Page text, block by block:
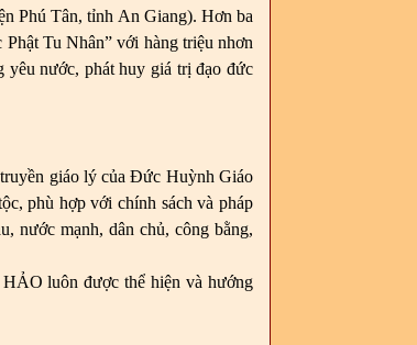
Phú Tân, tỉnh An Giang). Hơn ba
Tu Nhân” với hàng triệu nhơn
yêu nước, phát huy giá trị đạo đức
giáo lý của Đức Huỳnh Giáo
phù hợp với chính sách và pháp
nước mạnh, dân chủ, công bằng,
luôn được thể hiện và hướng